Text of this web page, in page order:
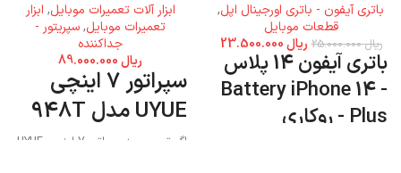
باتری آیفون - باتری اورجینال اپل,
قطعات موبایل
ریال25.000.000 ریال
باتری آیفون 14 پلاس
- Battery iPhone 14
Plus - روکاری
ابزار آلات تعمیرات موبایل, ابزار
تعمیرات موبایل,سپریتور -
جداکننده
ریال
سپراتور 7 اینچی
UYUE مدل 948T
اگر تصمیم به سپراتور 7 اینچی UYUE